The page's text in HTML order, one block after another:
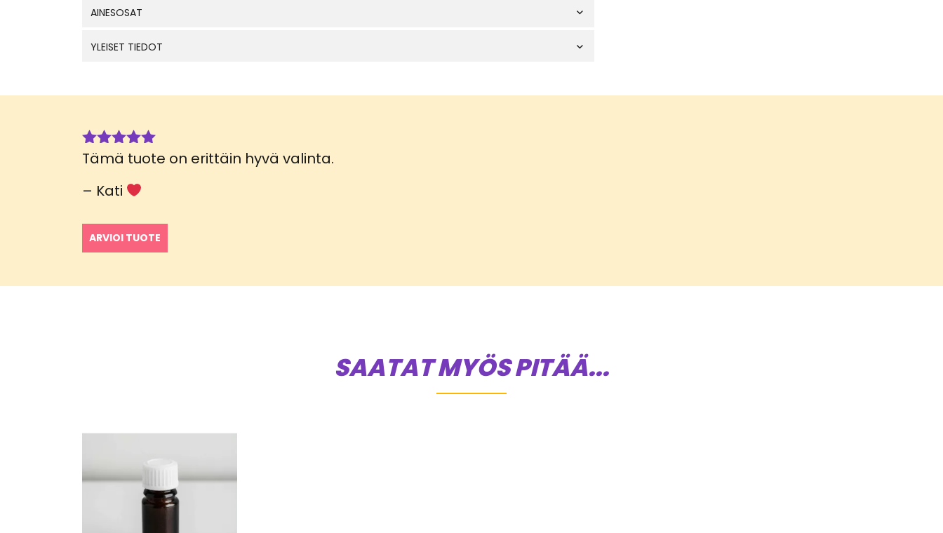
AINESOSAT
YLEISET TIEDOT
Arvostelu
/ 5
Tämä tuote on erittäin hyvä valinta.
– Kati
ARVIOI TUOTE
SAATAT MYÖS PITÄÄ...